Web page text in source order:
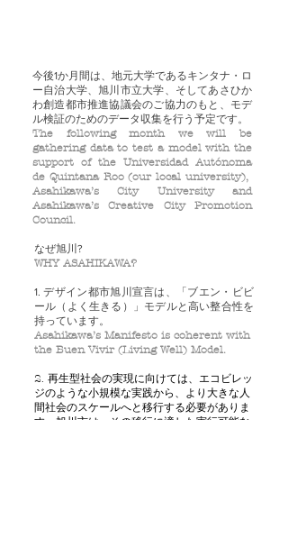
今後1か月間は、地元大学であるキンタナ・ロ
ー自治大学、旭川市立大学、そしてあさひか
わ創造都市推進協議会のご協力のもと、モデ
ル検証のためのデータ収集を行う予定です。
The following month we will be
gathering data to test a model with the
support of the Universidad Autónoma
de Quintana Roo (our local university),
Asahikawa’s City University and
Asahikawa’s Creative City Promotion
Council.
なぜ旭川?
WHY ASAHIKAWA?
1. デザイン都市旭川宣言は、「ブエン・ビビ
ール（よく生きる）」モデルと高い整合性を
持っています。
Asahikawa’s Manifesto is coherent with
the Buen Vivir (Living Well) Model.
2. 再生型社会の実現に向けては、エコビレッ
ジのような小規模な実践から、より大きな人
間社会のスケールへと移行する必要がありま
す。旭川市は、その移行に適した実行可能な